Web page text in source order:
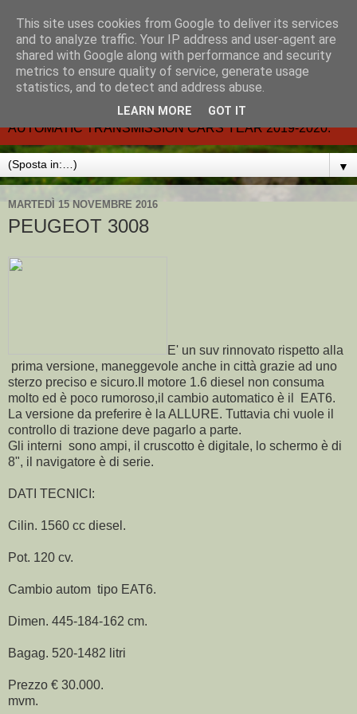
CARMATIC-®-All about
automatic cars.
Dal 2002- email.-marcvent@inwind.it.- NEW BOOK-
AUTOMATIC TRANSMISSION CARS YEAR 2019-2020.
▼
MARTEDÌ 15 NOVEMBRE 2016
PEUGEOT 3008
E' un suv rinnovato rispetto alla
prima versione, maneggevole anche in città grazie ad uno
sterzo preciso e sicuro.Il motore 1.6 diesel non consuma
molto ed è poco rumoroso,il cambio automatico è il EAT6.
La versione da preferire è la ALLURE. Tuttavia chi vuole il
controllo di trazione deve pagarlo a parte.
Gli interni sono ampi, il cruscotto è digitale, lo schermo è di
8", il navigatore è di serie.
DATI TECNICI:
Cilin. 1560 cc diesel.
Pot. 120 cv.
Cambio autom tipo EAT6.
Dimen. 445-184-162 cm.
Bagag. 520-1482 litri
Prezzo € 30.000.
mvm.
This site uses cookies from Google to deliver its services
and to analyze traffic. Your IP address and user-agent are
shared with Google along with performance and security
metrics to ensure quality of service, generate usage
statistics, and to detect and address abuse.
LEARN MORE GOT IT